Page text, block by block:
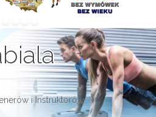
i Instruktorów